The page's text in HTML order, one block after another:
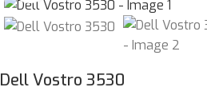
Dell Vostro 3530